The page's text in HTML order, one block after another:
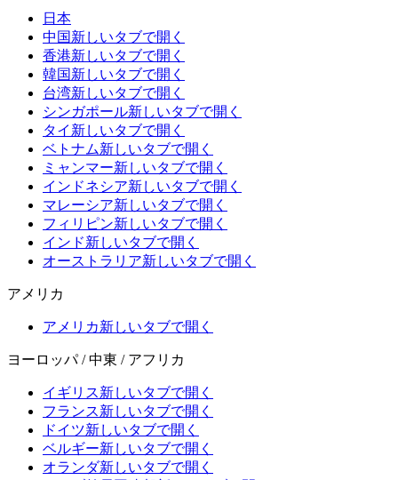
日本
中国新しいタブで開く
香港新しいタブで開く
韓国新しいタブで開く
台湾新しいタブで開く
シンガポール新しいタブで開く
タイ 新しいタブで開く
ベトナム新しいタブで開く
ミャンマー新しいタブで開く
インドネシア新しいタブで開く
マレーシア新しいタブで開く
フィリピン新しいタブで開く
インド新しいタブで開く
オーストラリア新しいタブで開く
アメリカ
アメリカ新しいタブで開く
ヨーロッパ / 中東 / アフリカ
イギリス新しいタブで開く
フランス新しいタブで開く
ドイツ新しいタブで開く
ベルギー新しいタブで開く
オランダ新しいタブで開く